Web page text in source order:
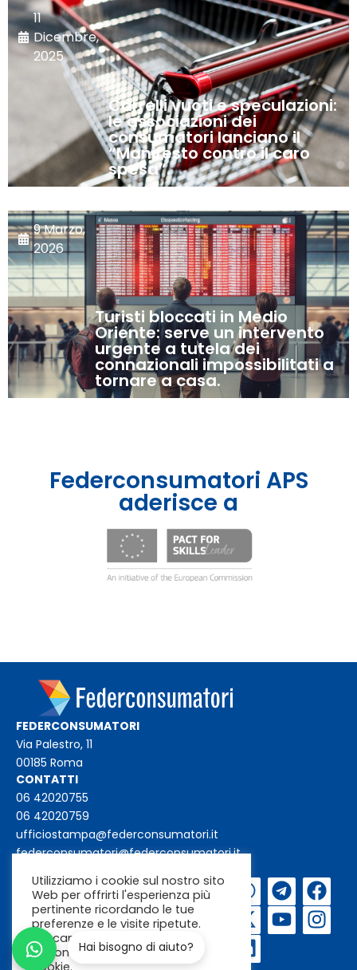
11
Dicembre,
2025
Carrelli vuoti e speculazioni:
le associazioni dei
consumatori lanciano il
“Manifesto contro il caro
spesa”.
9 Marzo,
2026
Turisti bloccati in Medio
Oriente: serve un intervento
urgente a tutela dei
connazionali impossibilitati a
tornare a casa.
Federconsumatori APS
aderisce a
FEDERCONSUMATORI
Via Palestro, 11
00185 Roma
CONTATTI
06 42020755
06 42020759
ufficiostampa@federconsumatori.it
federconsumatori@federconsumatori.it
Iscriviti alla
newsletter
Utilizziamo i cookie sul nostro sito
Web per offrirti l'esperienza più
pertinente ricordando le tue
preferenze e le visite ripetute.
Cliccando su "Accetta"
acconsenti all'uso di TUTTI i
cookie.